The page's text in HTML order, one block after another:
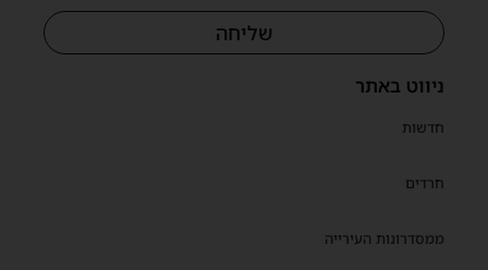
ניווט באתר
חדשות
חרדים
ממסדרונות העירייה
שליחה